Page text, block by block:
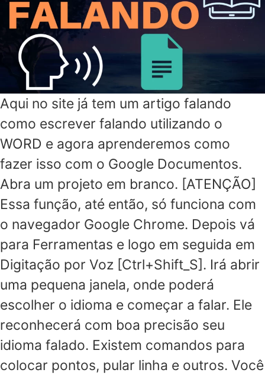
Aqui no site já tem um artigo falando
como escrever falando utilizando o
WORD e agora aprenderemos como
fazer isso com o Google Documentos.
Abra um projeto em branco. [ATENÇÃO]
Essa função, até então, só funciona com
o navegador Google Chrome. Depois vá
para Ferramentas e logo em seguida em
Digitação por Voz [Ctrl+Shift_S]. Irá abrir
uma pequena janela, onde poderá
escolher o idioma e começar a falar. Ele
reconhecerá com boa precisão seu
idioma falado. Existem comandos para
colocar pontos, pular linha e outros. Você